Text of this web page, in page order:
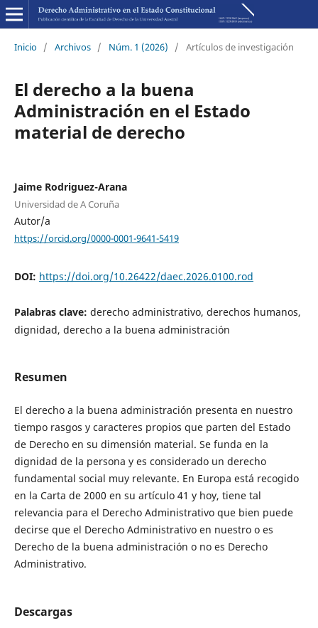
Inicio / Archivos / Núm. 1 (2026) / Artículos de investigación
El derecho a la buena
Administración en el Estado
material de derecho
Jaime Rodriguez-Arana
Universidad de A Coruña
Autor/a
https://orcid.org/0000-0001-9641-5419
DOI: https://doi.org/10.26422/daec.2026.0100.rod
Palabras clave: derecho administrativo, derechos humanos,
dignidad, derecho a la buena administración
Resumen
El derecho a la buena administración presenta en nuestro
tiempo rasgos y caracteres propios que parten del Estado
de Derecho en su dimensión material. Se funda en la
dignidad de la persona y es considerado un derecho
fundamental social muy relevante. En Europa está recogido
en la Carta de 2000 en su artículo 41 y hoy, tiene tal
relevancia para el Derecho Administrativo que bien puede
decirse que el Derecho Administrativo en nuestro o es
Derecho de la buena administración o no es Derecho
Administrativo.
Descargas